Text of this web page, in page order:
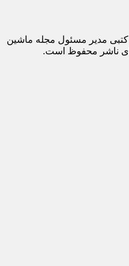
مدیر مسئول مجله ماشین
ناشر محفوظ است.